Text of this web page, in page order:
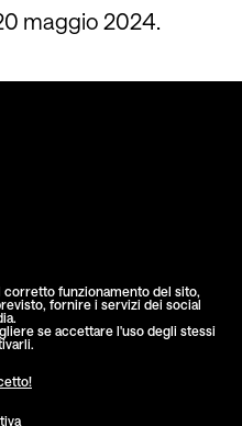
funzionamento del sito,
fornire i servizi dei social
se accettare l'uso degli stessi
maggio 2024.